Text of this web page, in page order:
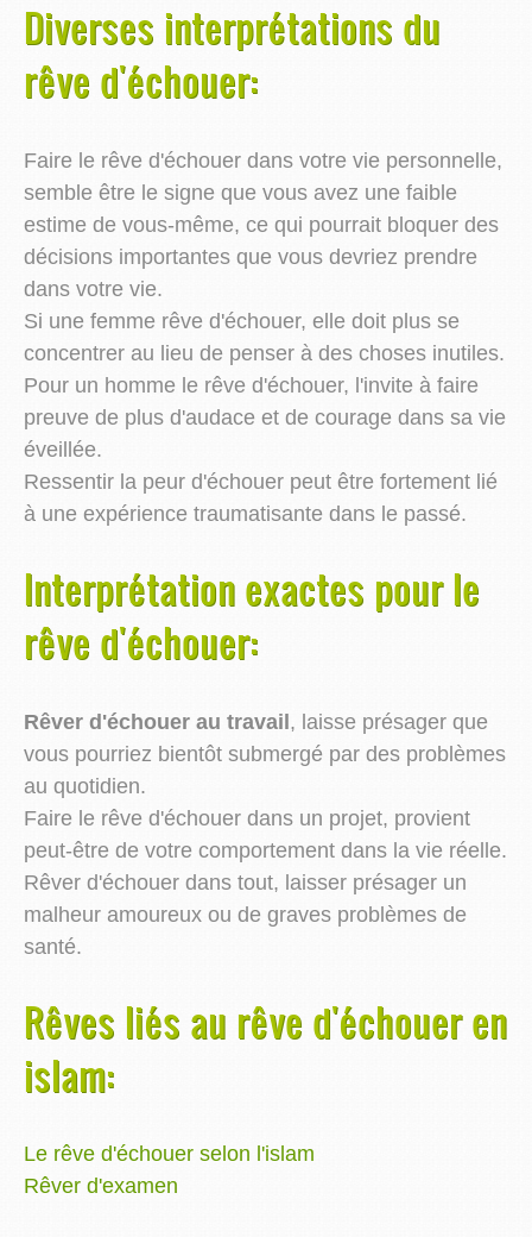
Diverses interprétations du
rêve d'échouer:
Faire le rêve d'échouer dans votre vie personnelle,
semble être le signe que vous avez une faible
estime de vous-même, ce qui pourrait bloquer des
décisions importantes que vous devriez prendre
dans votre vie.
Si une femme rêve d'échouer, elle doit plus se
concentrer au lieu de penser à des choses inutiles.
Pour un homme le rêve d'échouer, l'invite à faire
preuve de plus d'audace et de courage dans sa vie
éveillée.
Ressentir la peur d'échouer peut être fortement lié
à une expérience traumatisante dans le passé.
Interprétation exactes pour le
rêve d'échouer:
Rêver d'échouer au travail, laisse présager que
vous pourriez bientôt submergé par des problèmes
au quotidien.
Faire le rêve d'échouer dans un projet, provient
peut-être de votre comportement dans la vie réelle.
Rêver d'échouer dans tout, laisser présager un
malheur amoureux ou de graves problèmes de
santé.
Rêves liés au rêve d'échouer en
islam:
Le rêve d'échouer selon l'islam
Rêver d'examen